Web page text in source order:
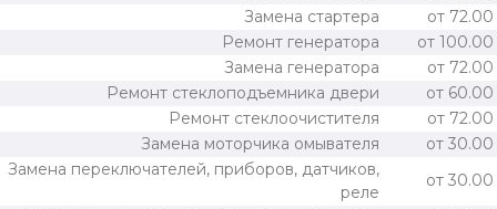
Замена стартера
от 72.00
Ремонт генератора
от 100.00
Замена генератора
от 72.00
Ремонт стеклоподъемника двери
от 60.00
Ремонт стеклоочистителя
от 72.00
Замена моторчика омывателя
от 30.00
Замена переключателей, приборов, датчиков,
реле
от 30.00